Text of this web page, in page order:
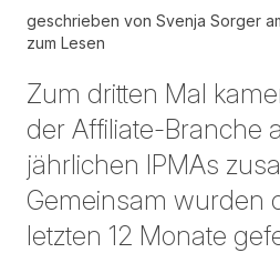
geschrieben von Svenja Sorger
zum Lesen
Zum dritten Mal
der Affiliate-Branche
jährlichen IPMAs
Gemeinsam wurden
letzten 12 Monate